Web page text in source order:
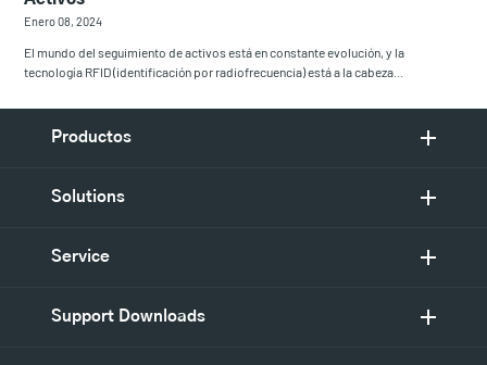
Enero 08, 2024
El mundo del seguimiento de activos está en constante evolución, y la
tecnología RFID (identificación por radiofrecuencia) está a la cabeza...
Productos
Solutions
Service
Support Downloads